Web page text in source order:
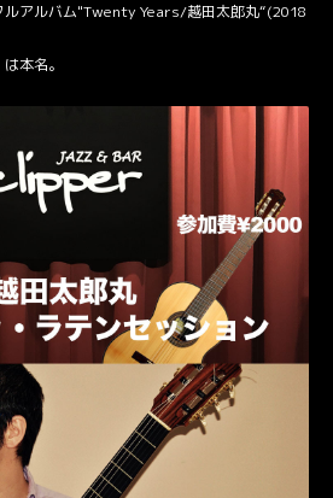
ルアルバム"Twenty Years/越田太郎丸“(2018
本名。